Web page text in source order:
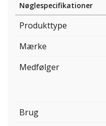
Nøglespecifikationer
Produkttype
Mærke
Medfølger
Brug